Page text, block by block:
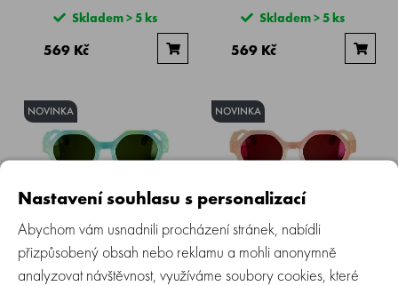
Skladem > 5 ks
569 Kč
Skladem > 5 ks
569 Kč
NOVINKA
SUAVINEX | Dětské brýle - 8-14
let polarizované s pouzdrem
2026 - zelené duhové
NOVINKA
SUAVINEX | Dětské brýle - 8-14
let polarizované s pouzdrem
2026 - růžové duhové
Nastavení souhlasu s personalizací
Abychom vám usnadnili procházení stránek, nabídli
přizpůsobený obsah nebo reklamu a mohli anonymně
analyzovat návštěvnost, využíváme soubory cookies, které